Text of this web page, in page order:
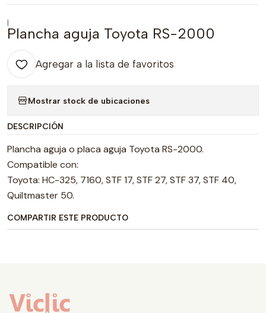
|
Plancha aguja Toyota RS-2000
Agregar a la lista de favoritos
Mostrar stock de ubicaciones
DESCRIPCIÓN
Plancha aguja o placa aguja Toyota RS-2000.
Compatible con:
Toyota: HC-325, 7160, STF 17, STF 27, STF 37, STF 40,
Quiltmaster 50.
COMPARTIR ESTE PRODUCTO